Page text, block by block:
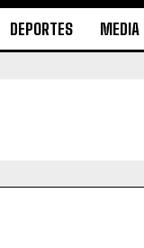
DEPORTES MEDIA